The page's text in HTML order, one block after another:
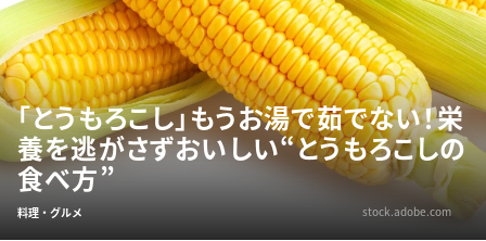
「とうもろこし」もうお湯で茹でない！栄
養を逃がさずおいしい“とうもろこしの
食べ方”
料理・グルメ stock.adobe.com